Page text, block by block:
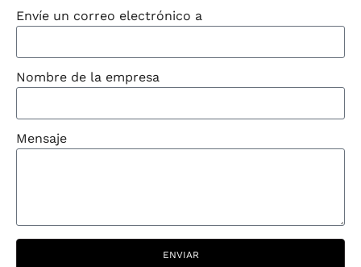
Envíe un correo electrónico a
Nombre de la empresa
Mensaje
ENVIAR